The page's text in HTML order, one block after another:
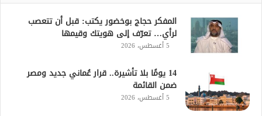
المفكر حجاج بوخضور يكتب: قبل أن تتعصب
لرأي… تعرّف إلى هويتك وقيمها
5 أغسطس، 2026
14 يومًا بلا تأشيرة.. قرار عُماني جديد ومصر
ضمن القائمة
5 أغسطس، 2026